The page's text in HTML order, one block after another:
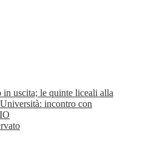
in uscita; le quinte liceali alla
incontro con